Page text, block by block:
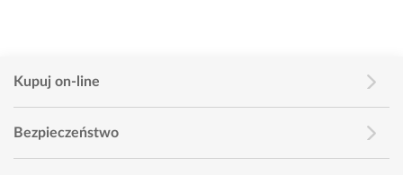
Kupuj on-line
Bezpieczeństwo